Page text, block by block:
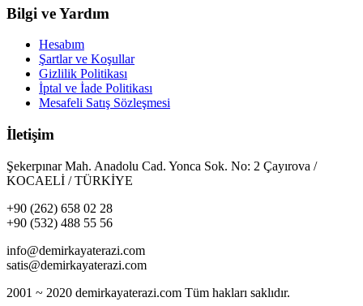
Bilgi ve Yardım
Hesabım
Şartlar ve Koşullar
Gizlilik Politikası
İptal ve İade Politikası
Mesafeli Satış Sözleşmesi
İletişim
Şekerpınar Mah. Anadolu Cad. Yonca Sok. No: 2 Çayırova /
KOCAELİ / TÜRKİYE
+90 (262) 658 02 28
+90 (532) 488 55 56
info@demirkayaterazi.com
satis@demirkayaterazi.com
2001 ~ 2020 demirkayaterazi.com Tüm hakları saklıdır.